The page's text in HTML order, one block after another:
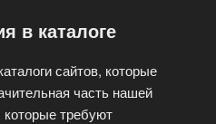
в каталоге
сайтов, которые
часть нашей
требуют